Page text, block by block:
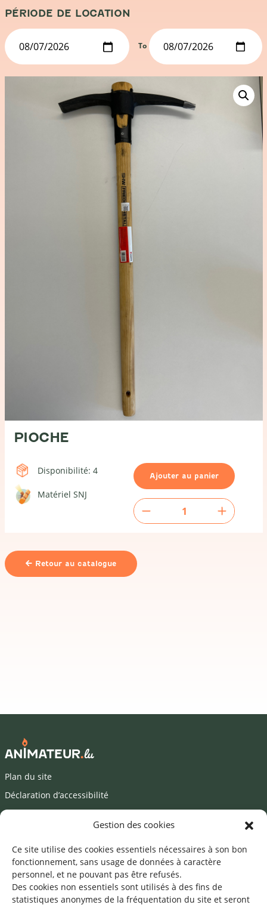
Gestion des cookies
Ce site utilise des cookies essentiels nécessaires à son bon
fonctionnement, sans usage de données à caractère
personnel, et ne pouvant pas être refusés.
Des cookies non essentiels sont utilisés à des fins de
statistiques anonymes de la fréquentation du site et seront
PÉRIODE DE LOCATION
To
PIOCHE
Disponibilité: 4
Matériel SNJ
Ajouter au panier
quantité
de
Pioche
Retour au catalogue
Plan du site
Déclaration d’accessibilité
Mentions légales
Une offre du